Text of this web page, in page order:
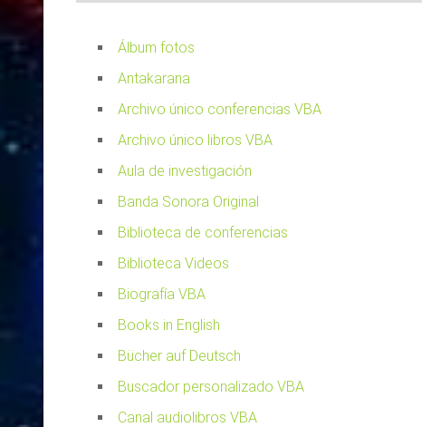
Álbum fotos
Antakarana
Archivo único conferencias VBA
Archivo único libros VBA
Aula de investigación
Banda Sonora Original
Biblioteca de conferencias
Biblioteca Videos
Biografía VBA
Books in English
Bücher auf Deutsch
Buscador personalizado VBA
Canal audiolibros VBA